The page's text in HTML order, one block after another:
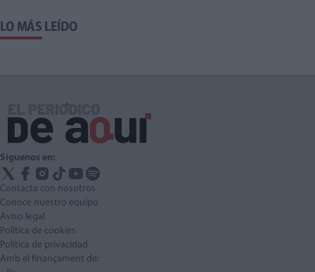
LO MÁS LEÍDO
Síguenos en:
Contacta con nosotros
Conoce nuestro equipo
Aviso legal
Política de cookies
Política de privacidad
Amb el finançament de: